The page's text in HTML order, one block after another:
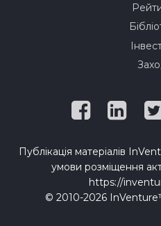
Публікація матеріалів
умови розміщення
https://
© 2010-2026